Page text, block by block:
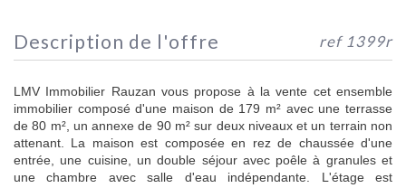
description de l'offre ref 1399r
LMV Immobilier Rauzan vous propose à la vente cet ensemble
immobilier composé d'une maison de 179 m² avec une terrasse
de 80 m², un annexe de 90 m² sur deux niveaux et un terrain non
attenant. La maison est composée en rez de chaussée d'une
entrée, une cuisine, un double séjour avec poêle à granules et
une chambre avec salle d'eau indépendante. L'étage est